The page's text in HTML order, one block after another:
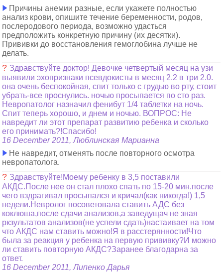
Причины анемии разные, если укажете полностью
анализ крови, опишите течение беременности, родов,
послеродового периода, возможно удасться
предположить конкретную причину (их десятки).
Прививки до восстановления гемоглобина лучше не
делать.
? Здравствуйте доктор! Девочке четвертый месяц на узи
выявили эхопризнаки псевдокисты в месяц 2.2 в три 2.0.
она очень беспокойная, спит только с грудью во рту, стоит
убрать-все проснулись. ночью просыпается по сто раз.
Невропатолог назначил фенибут 1/4 таблетки на ночь.
Спит теперь хорошо, и днем и ночью. ВОПРОС: Не
навредит ли этот препарат развитию ребенка и сколько
его принимать?!Спасибо!
16 December 2011, Люблинская Марианна
Не навредит, отменять после повторного осмотра
невропатолога.
? Здравствуйте!Моему ребенку в 3,5 поставили
АКДС.После нее он стал плохо спать по 15-20 мин.после
чего вздрагивал просыпался и кричал(как никогда!) 1,5
недели.Невролог посоветовала ставить АДС без
коклюша,после сдачи анализов,а заведущач не зная
ркзультатов анализов(не успели сдать)настаивает на том
что АКДС нам ставить можно!Я в расстерянности!Что
была за реакция у ребенка на первую прививку?И можно
ли ставить повторную АКДС?Заранее благодарна за
ответ.
16 December 2011, Липенко Дарья